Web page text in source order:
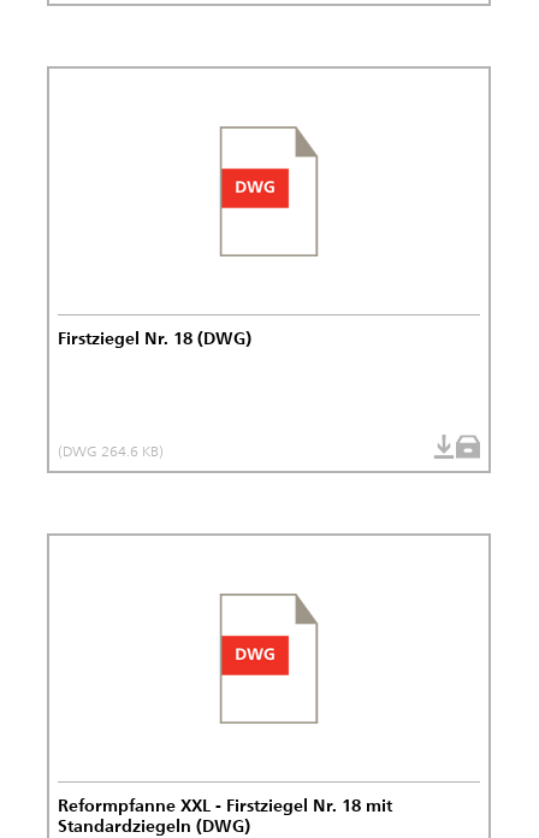
Firstziegel Nr. 18 (DWG)
(DWG 264.6 KB)
Reformpfanne XXL - Firstziegel Nr. 18 mit
Standardziegeln (DWG)